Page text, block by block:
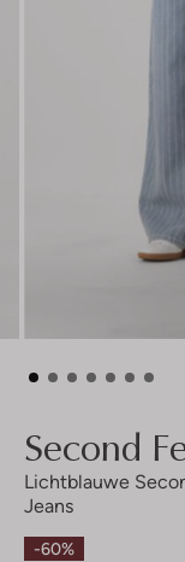
Second
Lichtblauwe
Jeans
-60%